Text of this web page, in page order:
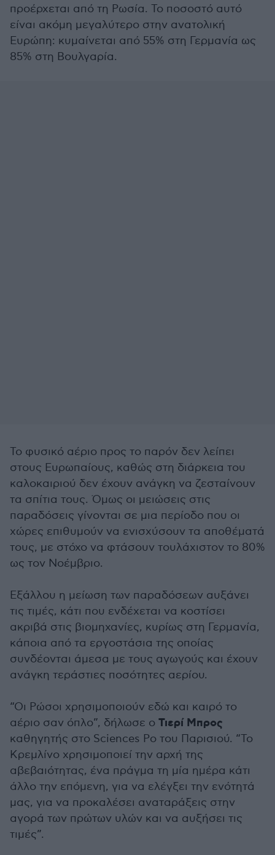
προέρχεται από τη Ρωσία. Το ποσοστό αυτό
είναι ακόμη μεγαλύτερο στην ανατολική
Ευρώπη: κυμαίνεται από 55% στη Γερμανία ως
85% στη Βουλγαρία.
Το φυσικό αέριο προς το παρόν δεν λείπει
στους Ευρωπαίους, καθώς στη διάρκεια του
καλοκαιριού δεν έχουν ανάγκη να ζεσταίνουν
τα σπίτια τους. Όμως οι μειώσεις στις
παραδόσεις γίνονται σε μια περίοδο που οι
χώρες επιθυμούν να ενισχύσουν τα αποθέματά
τους, με στόχο να φτάσουν τουλάχιστον το 80%
ως τον Νοέμβριο.
Εξάλλου η μείωση των παραδόσεων αυξάνει
τις τιμές, κάτι που ενδέχεται να κοστίσει
ακριβά στις βιομηχανίες, κυρίως στη Γερμανία,
κάποια από τα εργοστάσια της οποίας
συνδέονται άμεσα με τους αγωγούς και έχουν
ανάγκη τεράστιες ποσότητες αερίου.
“Οι Ρώσοι χρησιμοποιούν εδώ και καιρό το
αέριο σαν όπλο”, δήλωσε ο Τιερί Μπρος
καθηγητής στο Sciences Po του Παρισιού. “Το
Κρεμλίνο χρησιμοποιεί την αρχή της
αβεβαιότητας, ένα πράγμα τη μία ημέρα κάτι
άλλο την επόμενη, για να ελέγξει την ενότητά
μας, για να προκαλέσει αναταράξεις στην
αγορά των πρώτων υλών και να αυξήσει τις
τιμές”.